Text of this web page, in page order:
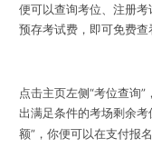
便可以查询考位、注册
预存考试费，即可免费查
点击主页左侧“考位查询”
出满足条件的考场剩余考
额”，你便可以在支付报